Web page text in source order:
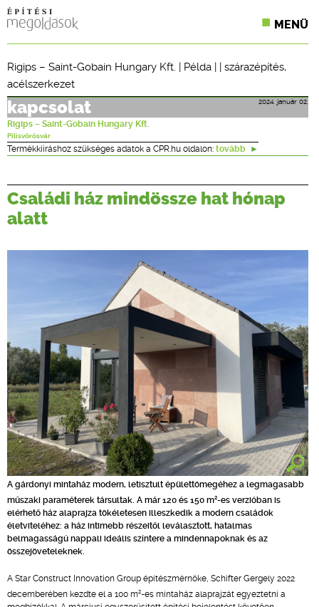
MENÜ
CPR TERMÉKKIÍRÁS
ÉPÍTÉSI JOG
ONLINE KÉPZÉSEK
Rigips – Saint-Gobain Hungary Kft. | Példa | | szárazépítés,
acélszerkezet
2024. január 02.
kapcsolat
Rigips – Saint-Gobain Hungary Kft.
Pilisvörösvár
Termékkiíráshoz szükséges adatok a CPR.hu oldalon: tovább
Családi ház mindössze hat hónap
alatt
A gárdonyi mintaház modern, letisztult épülettömegéhez a legmagasabb
műszaki paraméterek társultak. A már 120 és 150 m2-es verzióban is
elérhető ház alaprajza tökéletesen illeszkedik a modern családok
életviteléhez: a ház intimebb részeitől leválasztott, hatalmas
belmagasságú nappali ideális színtere a mindennapoknak és az
összejöveteleknek.
A Star Construct Innovation Group építészmérnöke, Schifter Gergely 2022
decemberében kezdte el a 100 m2-es mintaház alaprajzát egyeztetni a